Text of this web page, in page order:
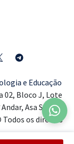
e Educação
02, Bloco J, Lote
Asa Sul,
Todos os direitos